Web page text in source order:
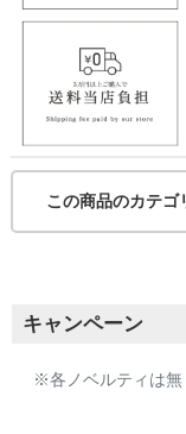
この商品のカテゴ
キャンペーン
※各ノベルティは無